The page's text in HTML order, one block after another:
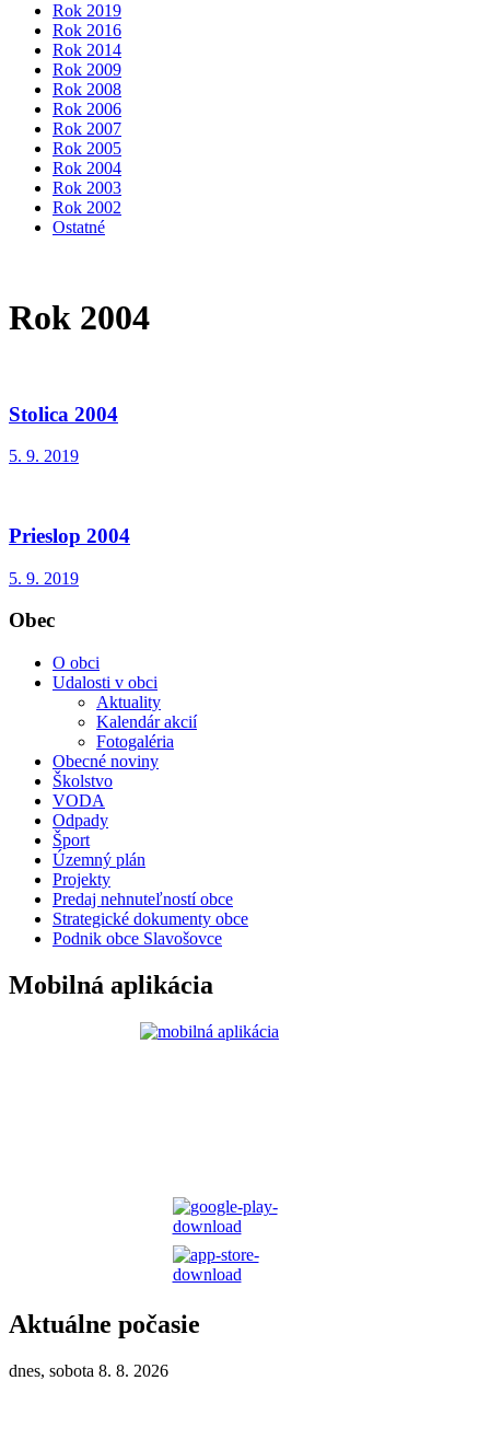
Rok 2019
Rok 2016
Rok 2014
Rok 2009
Rok 2008
Rok 2006
Rok 2007
Rok 2005
Rok 2004
Rok 2003
Rok 2002
Ostatné
Rok 2004
Stolica 2004
5. 9. 2019
Prieslop 2004
5. 9. 2019
Obec
O obci
Udalosti v obci
Aktuality
Kalendár akcií
Fotogaléria
Obecné noviny
Školstvo
VODA
Odpady
Šport
Územný plán
Projekty
Predaj nehnuteľností obce
Strategické dokumenty obce
Podnik obce Slavošovce
Mobilná aplikácia
Aktuálne počasie
dnes, sobota 8. 8. 2026